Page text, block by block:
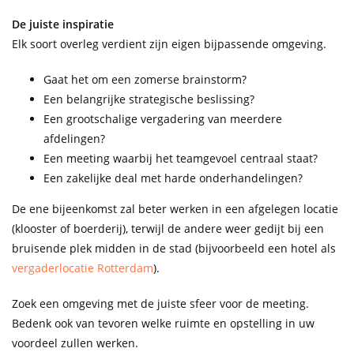
De juiste inspiratie
Elk soort overleg verdient zijn eigen bijpassende omgeving.
Gaat het om een zomerse brainstorm?
Een belangrijke strategische beslissing?
Een grootschalige vergadering van meerdere
afdelingen?
Een meeting waarbij het teamgevoel centraal staat?
Een zakelijke deal met harde onderhandelingen?
De ene bijeenkomst zal beter werken in een afgelegen locatie
(klooster of boerderij), terwijl de andere weer gedijt bij een
bruisende plek midden in de stad (bijvoorbeeld een hotel als
vergaderlocatie Rotterdam).
Zoek een omgeving met de juiste sfeer voor de meeting.
Bedenk ook van tevoren welke ruimte en opstelling in uw
voordeel zullen werken.